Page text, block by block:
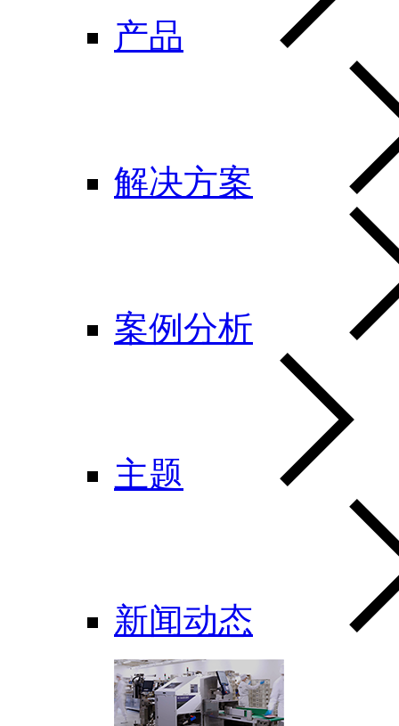
产品
解决方案
案例分析
主题
新闻动态